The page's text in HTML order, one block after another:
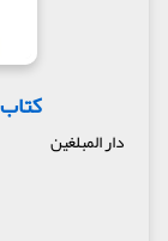
دار المبلغین